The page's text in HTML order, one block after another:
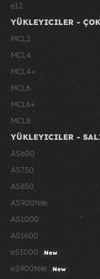
e12
YÜKLEYICILER -
MCL2
MCL4
MCL4+
MCL6
MCL6+
MCL8
YÜKLEYICILER -
AS600
AS750
AS850
AS900tele
AS1000
AS1600
eS1000
New
eS900tele New